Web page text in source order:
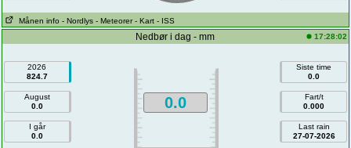
Månen info - Nordlys - Meteorer - Kart - ISS
Nedbør i dag - mm 17:28:02
2026
824.7
August
0.0
I går
0.0
0.0
Siste time
0.0
Fart/t
0.000
Last rain
27-07-2026